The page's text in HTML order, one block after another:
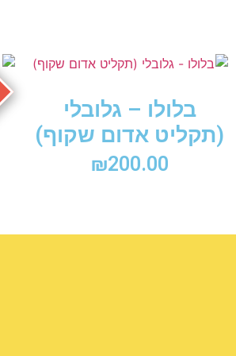
בלולו – גלובלי
(תקליט אדום שקוף)
₪200.00